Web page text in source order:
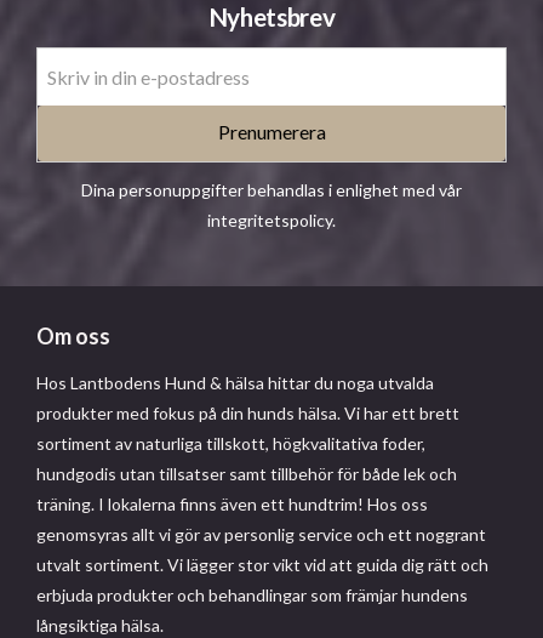
Nyhetsbrev
Prenumerera
Dina personuppgifter behandlas i enlighet med vår
integritetspolicy.
Om oss
Hos Lantbodens Hund & hälsa hittar du noga utvalda
produkter med fokus på din hunds hälsa. Vi har ett brett
sortiment av naturliga tillskott, högkvalitativa foder,
hundgodis utan tillsatser samt tillbehör för både lek och
träning. I lokalerna finns även ett hundtrim! Hos oss
genomsyras allt vi gör av personlig service och ett noggrant
utvalt sortiment. Vi lägger stor vikt vid att guida dig rätt och
erbjuda produkter och behandlingar som främjar hundens
långsiktiga hälsa.